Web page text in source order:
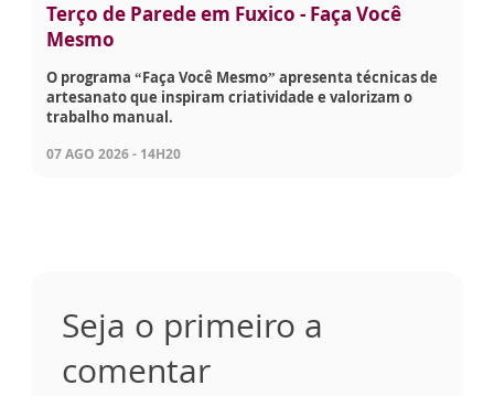
Terço de Parede em Fuxico - Faça Você
Mesmo
O programa “Faça Você Mesmo” apresenta técnicas de
artesanato que inspiram criatividade e valorizam o
trabalho manual.
07 AGO 2026 - 14H20
Seja o primeiro a
comentar